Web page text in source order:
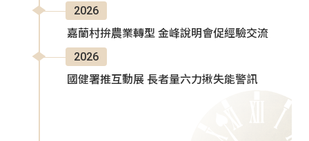
2026
嘉蘭村拚農業轉型 金峰說明會促經驗交流
2026
國健署推互動展 長者量六力揪失能警訊